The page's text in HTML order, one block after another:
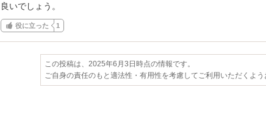
良いでしょう。
役に立った 1
この投稿は、2025年6月3日時点の情報です。
ご自身の責任のもと適法性・有用性を考慮してご利用いただくよう